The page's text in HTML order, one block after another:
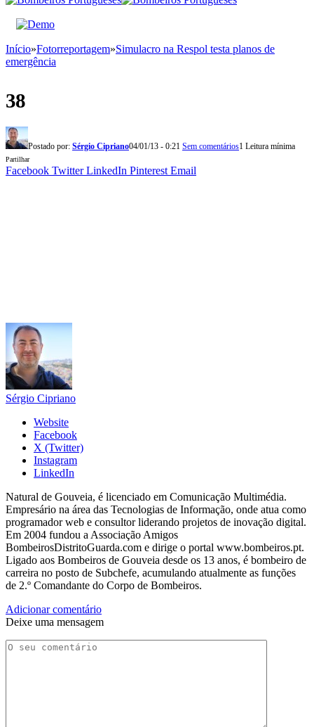
Início»Fotorreportagem»Simulacro na Respol testa planos de
emergência
38
Postado por: Sérgio Cipriano04/01/13 - 0:21 Sem comentários1 Leitura mínima
Partilhar
Facebook Twitter LinkedIn Pinterest Email
Sérgio Cipriano
Website
Facebook
X (Twitter)
Instagram
LinkedIn
Natural de Gouveia, é licenciado em Comunicação Multimédia.
Empresário na área das Tecnologias de Informação, onde atua como
programador web e consultor liderando projetos de inovação digital.
Em 2004 fundou a Associação Amigos
BombeirosDistritoGuarda.com e dirige o portal www.bombeiros.pt.
Ligado aos Bombeiros de Gouveia desde os 13 anos, é bombeiro de
carreira no posto de Subchefe, acumulando atualmente as funções
de 2.º Comandante do Corpo de Bombeiros.
Adicionar comentário
Deixe uma mensagem